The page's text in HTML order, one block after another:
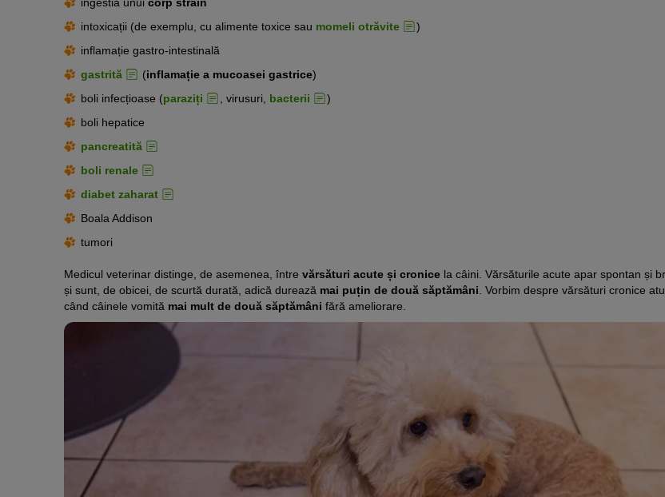
ingestia unui corp străin
intoxicații (de exemplu, cu alimente toxice sau momeli otrăvite
)
inflamație gastro-intestinală
gastrită
(inflamație a mucoasei gastrice)
boli infecțioase (paraziți , virusuri, bacterii
)
boli hepatice
pancreatită
boli renale
diabet zaharat
Boala Addison
tumori
Medicul veterinar distinge, de asemenea, între vărsături acute și cronice la câini. Vărsăturile acute apar spontan și
și sunt, de obicei, de scurtă durată, adică durează mai puțin de două săptămâni. Vorbim despre vărsături cronice
când câinele vomită mai mult de două săptămâni fără ameliorare.